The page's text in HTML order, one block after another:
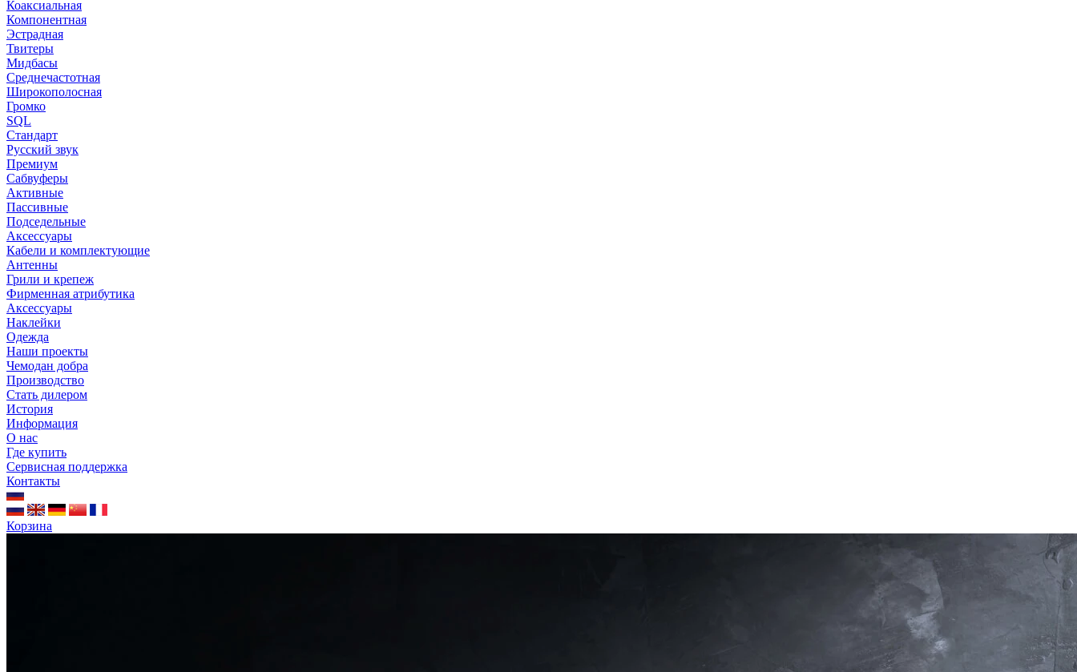
Коаксиальная
Компонентная
Эстрадная
Твитеры
Мидбасы
Среднечастотная
Широкополосная
Громко
SQL
Стандарт
Русский звук
Премиум
Сабвуферы
Активные
Пассивные
Подседельные
Аксессуары
Кабели и комплектующие
Антенны
Грили и крепеж
Фирменная атрибутика
Аксессуары
Наклейки
Одежда
Наши проекты
Чемодан добра
Производство
Стать дилером
История
Информация
О нас
Где купить
Сервисная поддержка
Контакты
Корзина